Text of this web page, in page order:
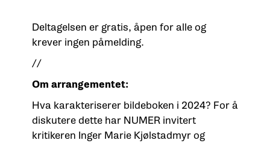
Deltagelsen er gratis, åpen for alle og
krever ingen påmelding.
//
Om arrangementet:
Hva karakteriserer bildeboken i 2024? For å
diskutere dette har NUMER invitert
kritikeren Inger Marie Kjølstadmyr og